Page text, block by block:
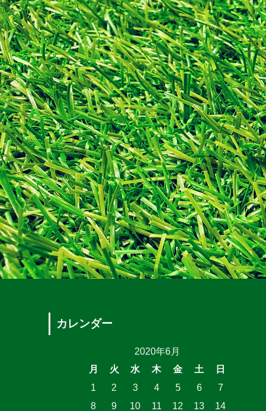
カレンダー
2020年6月
月
火 水 木 金 土
日
1
2 3 4 5 6
7
8
9 10 11 12 13 14